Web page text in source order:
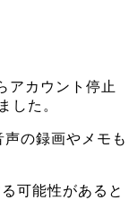
アカウント停止
した。
の録画やメモも
可能性があると